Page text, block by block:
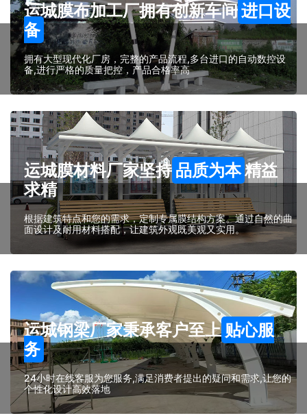
运城膜布加工厂拥有创新车间进口设
备
拥有大型现代化厂房，完整的产品流程,多台进口的自动数控设
备,进行严格的质量把控，产品合格率高
运城膜材料厂家坚持 品质为本精益
求精
根据建筑特点和您的需求，定制专属膜结构方案。通过自然的曲
面设计及耐用材料搭配，让建筑外观既美观又实用。
运城钢梁厂家秉承客户至上 贴心服
务
24小时在线客服为您服务,满足消费者提出的疑问和需求,让您的
个性化设计高效落地